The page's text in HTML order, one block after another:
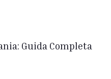
Guida Completa